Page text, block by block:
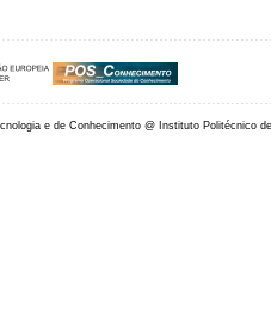
e de Conhecimento @ Instituto Politécnico